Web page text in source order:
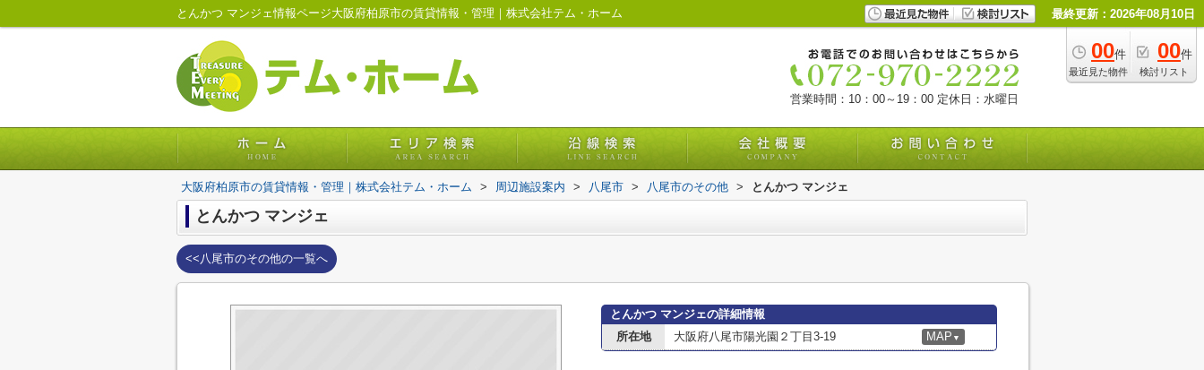
とんかつ マンジェ情報ページ大阪府柏原市の賃貸情報・管理｜株式会社テム・ホーム 最終更新：2026年08月10日
00件
最近見た物件
00件
検討リスト
営業時間：10：00～19：00 定休日：水曜日
大阪府柏原市の賃貸情報・管理｜株式会社テム・ホーム > 周辺施設案内 > 八尾市 > 八尾市のその他 > とんかつ マンジェ
とんかつ マンジェ
<<八尾市のその他の一覧へ
とんかつ マンジェの詳細情報
所在地
大阪府八尾市陽光園２丁目3-19 MAP ▼